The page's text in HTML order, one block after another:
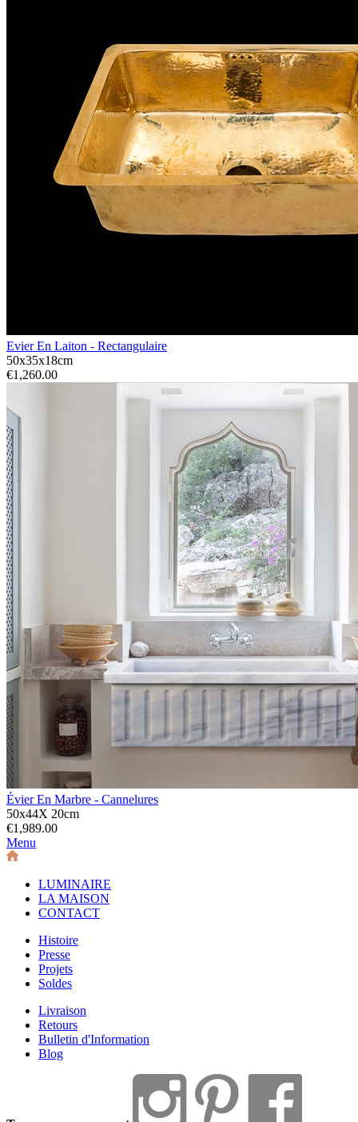
Evier En Laiton - Rectangulaire
50x35x18cm
€1,260.00
Évier En Marbre - Cannelures
50x44X 20cm
€1,989.00
Menu
LUMINAIRE
LA MAISON
CONTACT
Histoire
Presse
Projets
Soldes
Livraison
Retours
Bulletin d'Information
Blog